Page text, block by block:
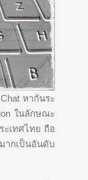
หากันระ
ในลักษณะ
ะเทศไทย ถือ
ากเป็นอันดับ